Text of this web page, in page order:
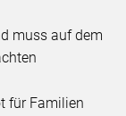
muss auf dem
für Familien